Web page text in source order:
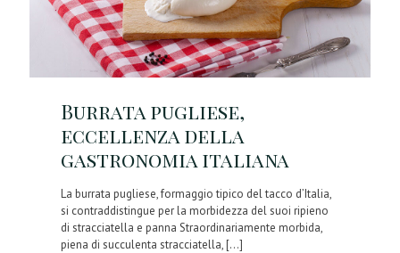
Burrata pugliese,
eccellenza della
gastronomia italiana
La burrata pugliese, formaggio tipico del tacco d’Italia,
si contraddistingue per la morbidezza del suoi ripieno
di stracciatella e panna Straordinariamente morbida,
piena di succulenta stracciatella,[…]